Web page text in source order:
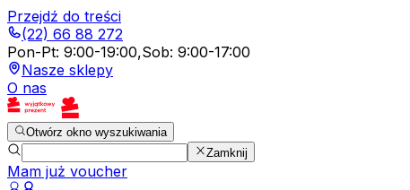
Przejdź do treści
(22) 66 88 272
Pon-Pt: 9:00-19:00,Sob: 9:00-17:00
Nasze sklepy
O nas
Otwórz okno wyszukiwania
Zamknij
Mam już voucher